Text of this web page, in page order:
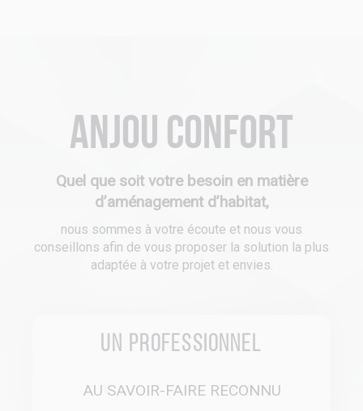
Anjou Confort
Quel que soit votre besoin en matière
d’aménagement d’habitat,
nous sommes à votre écoute et nous vous
conseillons afin de vous proposer la solution la plus
adaptée à votre projet et envies.
Un professionnel
AU SAVOIR-FAIRE RECONNU